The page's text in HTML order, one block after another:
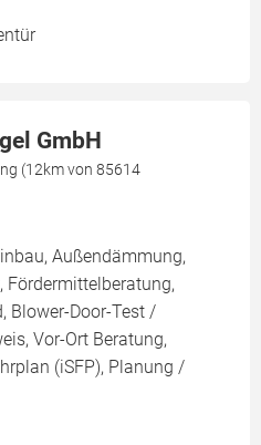
GmbH
(12km von 85614
Außendämmung,
Fördermittelberatung,
Blower-Door-Test /
Vor-Ort Beratung,
(iSFP), Planung /